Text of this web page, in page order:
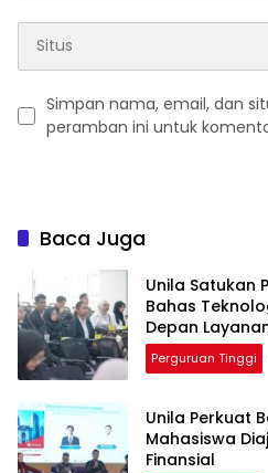
Simpan nama, email, dan
peramban ini untuk
Baca Juga
Unila Satukan
Bahas
Depan
Perguruan Tinggi
Unila Perkuat
Mahasiswa
Finansial